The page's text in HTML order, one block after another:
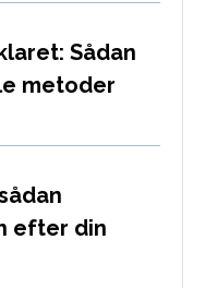
Sådan
metoder
efter din